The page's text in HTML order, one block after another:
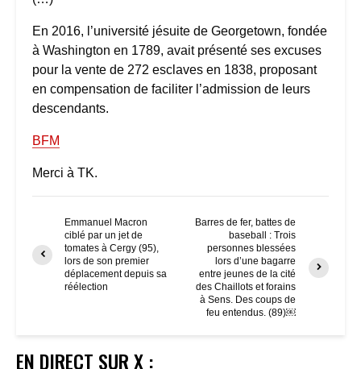
En 2016, l’université jésuite de Georgetown, fondée
à Washington en 1789, avait présenté ses excuses
pour la vente de 272 esclaves en 1838, proposant
en compensation de faciliter l’admission de leurs
descendants.
BFM
Merci à TK.
Emmanuel Macron
ciblé par un jet de
tomates à Cergy (95),
lors de son premier
déplacement depuis sa
réélection
Barres de fer, battes de
baseball : Trois
personnes blessées
lors d’une bagarre
entre jeunes de la cité
des Chaillots et forains
à Sens. Des coups de
feu entendus. (89)￼
EN DIRECT SUR X :